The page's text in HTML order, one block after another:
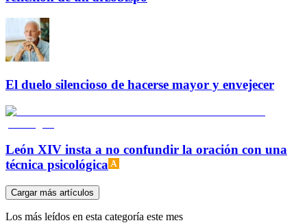
El duelo silencioso de hacerse mayor y envejecer
León XIV insta a no confundir la oración con una
técnica psicológica
Cargar más artículos
Los más leídos en esta categoría este mes